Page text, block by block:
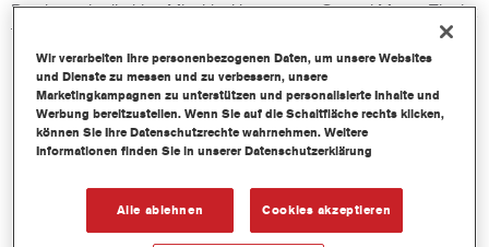
Das lösemittelhaltige Mischlackkonzentrat Centari MasterTint ist
Teil des Centari Decklack- und Basislack-Systems.
Produktmerkmale
Unverwechselbares, Vielseitiges und einfach zu
handhabenes Reparaturlacksystem.
Ein Mischbanksystem liefert alle lösemittelbasierenden
Lackqualitäten-medium - und high Solid Decklacke und
Basislacke.
Schnelle Bestandskontrolle.
Wir verarbeiten Ihre personenbezogenen Daten, um unsere Websites
und Dienste zu messen und zu verbessern, unsere
Marketingkampagnen zu unterstützen und personalisierte Inhalte und
Werbung bereitzustellen. Wenn Sie auf die Schaltfläche rechts klicken,
können Sie Ihre Datenschutzrechte wahrnehmen. Weitere
Informationen finden Sie in unserer Datenschutzerklärung
Alle ablehnen Cookies akzeptieren